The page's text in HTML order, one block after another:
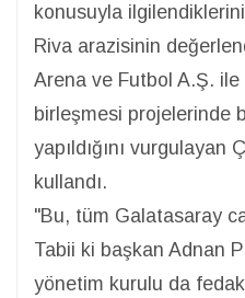
konusuyla
Riva arazisinin
Arena ve Futbol A.Ş.
birleşmesi projelerinde
yapıldığını vurgulayan
kullandı.
"Bu, tüm Galatasaray
Tabii ki başkan Adnan
yönetim kurulu da